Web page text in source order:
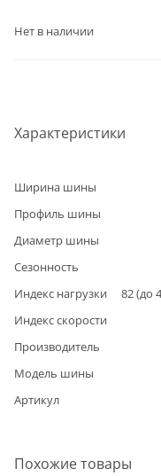
Характеристики
Ширина шины
Профиль шины
Диаметр шины
Сезонность
Индекс нагрузки
82(до
Индекс скорости
Производитель
Модель шины
Артикул
Нет в наличии
Похожие товары